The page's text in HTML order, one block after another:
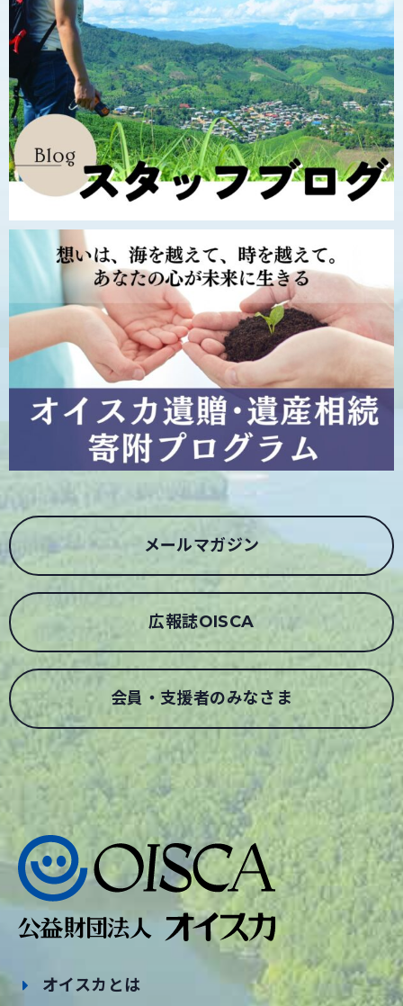
メールマガジン
広報誌OISCA
会員・支援者のみなさま
オイスカとは